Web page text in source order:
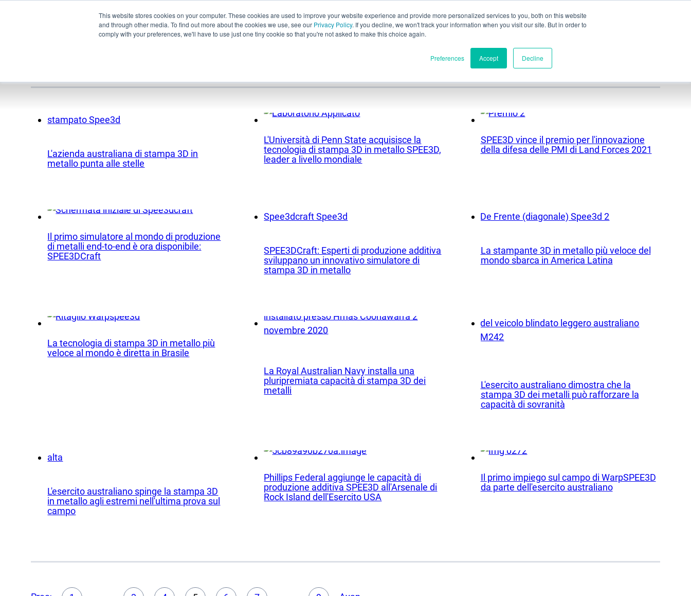
This website stores cookies on your computer. These cookies are used to improve your website experience and provide more personalized services to you, both on this website
and through other media. To find out more about the cookies we use, see our Privacy Policy. If you decline, we won't track your information when you visit our site. But in order to
comply with your preferences, we'll have to use just one tiny cookie so that you're not asked to make this choice again.
Preferences Accept Decline
Italiano
Deutsch
한국어
Valutazione parziale Contatto
Azienda
Carriera
Prodotti
Incontrare la tecnologia
Applicazioni
Esempi di parti
Industrie
Ricerca accademica
Uffici di servizio
I materiali
Comunicato completo
In sviluppo
Fiere e webinar
Libri bianchi
Casi di studio
Richieste di informazioni
Melbourne, Victoria, Australia
Ricerca e sviluppo
Wilmington, Delaware, USA
Regno Unito/Europa
Londra, Regno Unito
Seguiteci
L'azienda australiana di stampa 3D in
metallo punta alle stelle
L'Università di Penn State acquisisce la
tecnologia di stampa 3D in metallo SPEE3D,
leader a livello mondiale
SPEE3D vince il premio per l'innovazione
della difesa delle PMI di Land Forces 2021
Il primo simulatore al mondo di produzione
di metalli end-to-end è ora disponibile:
SPEE3DCraft
SPEE3DCraft: Esperti di produzione additiva
sviluppano un innovativo simulatore di
stampa 3D in metallo
La stampante 3D in metallo più veloce del
mondo sbarca in America Latina
La tecnologia di stampa 3D in metallo più
veloce al mondo è diretta in Brasile
La Royal Australian Navy installa una
pluripremiata capacità di stampa 3D dei
metalli
L'esercito australiano dimostra che la
stampa 3D dei metalli può rafforzare la
capacità di sovranità
L'esercito australiano spinge la stampa 3D
in metallo agli estremi nell'ultima prova sul
campo
Phillips Federal aggiunge le capacità di
produzione additiva SPEE3D all'Arsenale di
Rock Island dell'Esercito USA
Il primo impiego sul campo di WarpSPEE3D
da parte dell'esercito australiano